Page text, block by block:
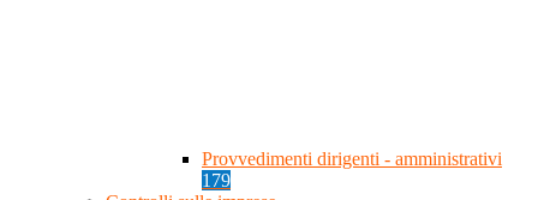
Provvedimenti dirigenti - amministrativi
179